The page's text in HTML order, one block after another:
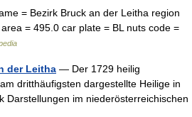
= Bezirk Bruck an der Leitha region
= 495.0 car plate = BL nuts code =
der Leitha — Der 1729 heilig
dritthäufigsten dargestellte Heilige in
Darstellungen im niederösterreichischen